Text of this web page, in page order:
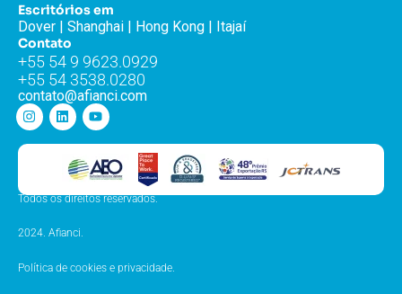
Escritórios em
Dover | Shanghai | Hong Kong | Itajaí
Contato
+55 54 9 9623.0929
+55 54 3538.0280
contato@afianci.com
Todos os direitos reservados.
2024. Afianci.
Política de cookies e privacidade.